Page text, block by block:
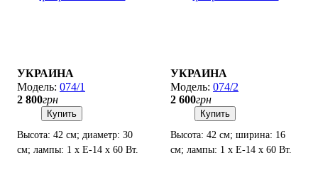
УКРАИНА
074/1
2 800грн
Купить
Высота: 42 см; диаметр: 30
см; лампы: 1 х Е-14 х 60 Вт.
УКРАИНА
074/2
2 600грн
Купить
Высота: 42 см; ширина: 16
см; лампы: 1 х Е-14 х 60 Вт.